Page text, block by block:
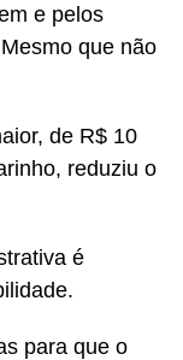
e pelos
que não
de R$ 10
reduziu o
é
para que o